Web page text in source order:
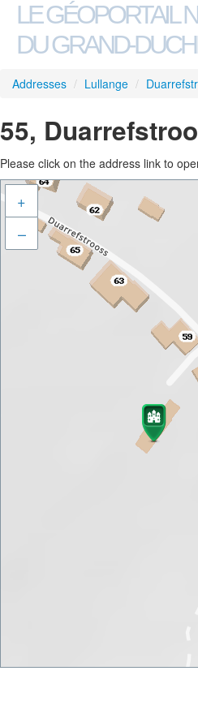
LE GÉOPORTAIL
DU GRAND-
Addresses / Lullange /
55,
Please click on the address link to
+
–